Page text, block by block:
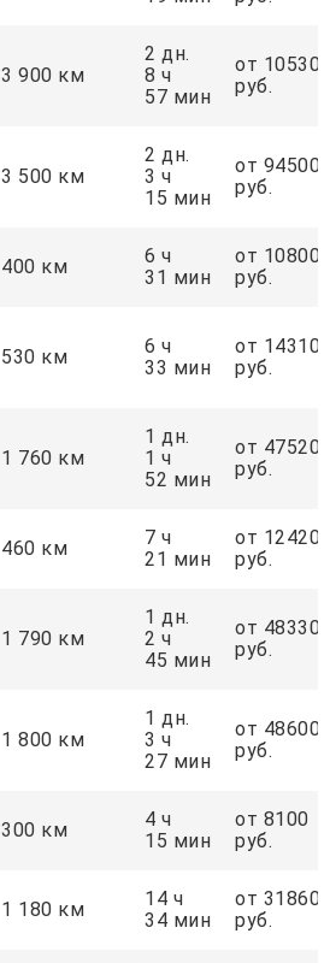
3 900 км
2 дн.
8 ч
57 мин
от
руб.
3 500 км
2 дн.
3 ч
15 мин
от 94500
руб.
400 км
6 ч
31 мин
от 10800
руб.
530 км
6 ч
33 мин
от 14310
руб.
1 760 км
1 дн.
1 ч
52 мин
от 47520
руб.
460 км
7 ч
21 мин
от 12420
руб.
1 790 км
1 дн.
2 ч
45 мин
от 48330
руб.
1 800 км
1 дн.
3 ч
27 мин
от 48600
руб.
300 км
4 ч
15 мин
от 8100
руб.
1 180 км
14 ч
34 мин
от 31860
руб.